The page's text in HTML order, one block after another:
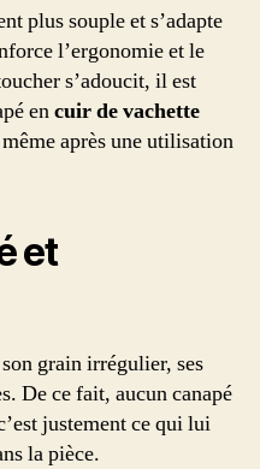
plus souple et s’adapte
l’ergonomie et le
s’adoucit, il est
encuir de vachette
après une utilisation
et
grain irrégulier, ses
De ce fait, aucun canapé
justement ce qui lui
la pièce.